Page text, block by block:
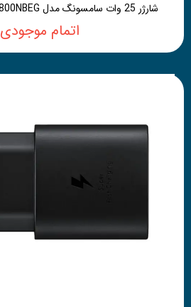
شارژر 25 وات سامسونگ مدل EP-TA800NBEG (کپی AAA)
اتمام موجودی